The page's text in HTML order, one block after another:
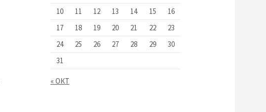
« ОКТ
10
11 12 13 14 15
16
17
18 19 20 21 22
23
24
25 26 27 28 29
30
31